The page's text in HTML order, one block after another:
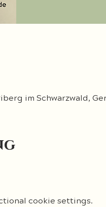
im Schwarzwald,
cookie settings.